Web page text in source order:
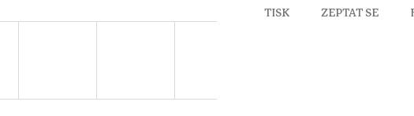
TISK ZEPTAT SE